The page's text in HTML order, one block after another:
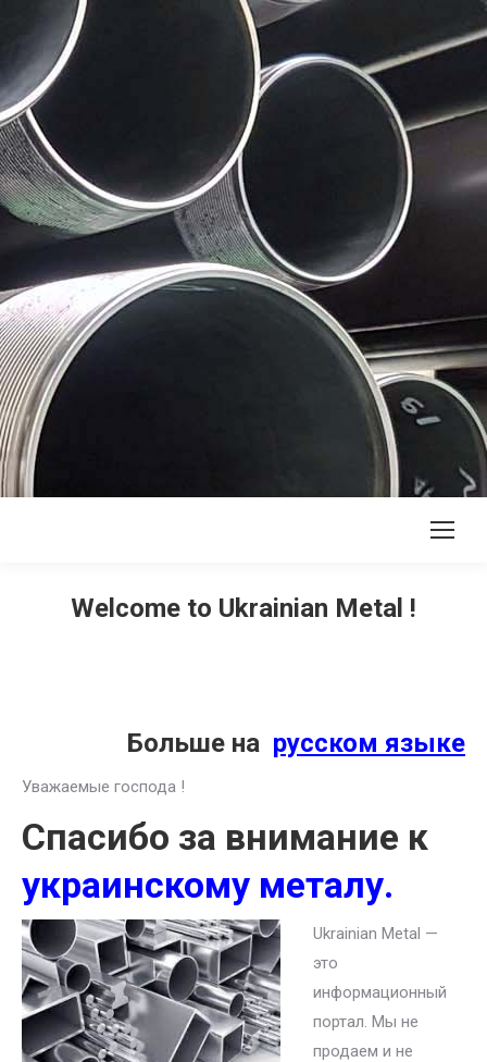
Welcome to Ukrainian Metal !
Больше на русском языке
Уважаемые господа !
Спасибо за внимание к
украинскому металу.
Ukrainian Metal —
это
информационный
портал. Мы не
продаем и не